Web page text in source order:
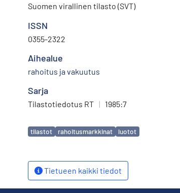
Suomen virallinen tilasto (SVT)
ISSN
0355-2322
Aihealue
rahoitus ja vakuutus
Sarja
Tilastotiedotus RT | 1985:7
Avainsanat
tilastot rahoitusmarkkinat luotot
Tietueen kaikki tiedot